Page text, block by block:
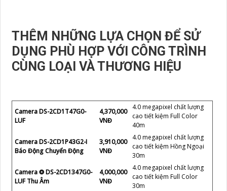
THÊM NHỮNG LỰA CHỌN ĐỂ SỬ
DỤNG PHÙ HỢP VỚI CÔNG TRÌNH
CÙNG LOẠI VÀ THƯƠNG HIỆU
Camera DS-2CD1T47G0-
LUF
4,370,000
VNĐ
4.0 megapixel chất lượng
cao tiết kiệm Full Color
40m
Camera DS-2CD1P43G2-I
Báo Động Chuyển Động
3,910,000
VNĐ
4.0 megapixel chất lượng
cao tiết kiệm Hồng Ngoại
30m
Camera ❂ DS-2CD1347G0-
LUF Thu Âm
4,000,000
VNĐ
4.0 megapixel chất lượng
cao tiết kiệm Full Color
30m